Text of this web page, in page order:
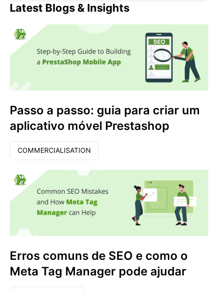
Latest Blogs & Insights
Passo a passo: guia para criar um
aplicativo móvel Prestashop
COMMERCIALISATION
Erros comuns de SEO e como o
Meta Tag Manager pode ajudar